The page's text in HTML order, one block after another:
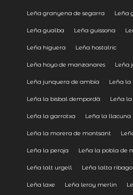
Leña granyena de segarra Leña
Leña gualba Leña guissona
Leña higuera Leña hostalric
Leña hoyo de manzanares Leña
Leña junquera de ambía Leña la
Leña la bisbal dempordà Leña
Leña la garrotxa Leña la llacuna
Leña la morera de montsant
Leña la peroja Leña la pobla de
Leña lalt urgell Leña lalta
Leña laxe Leña leroy merlin